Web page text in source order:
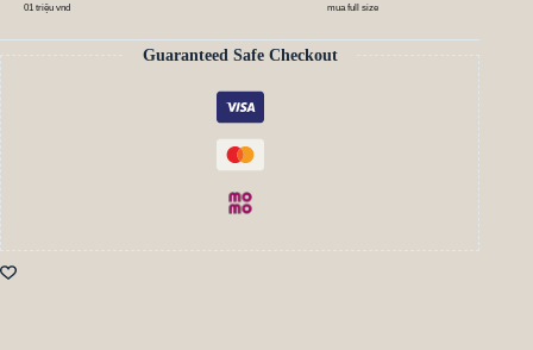
01 triệu vnd
mua full size
Guaranteed Safe Checkout